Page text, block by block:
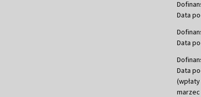
Data
Data
Data
marzec